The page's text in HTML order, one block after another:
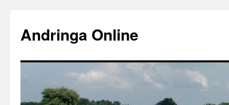
de
inhoud
Andringa Online